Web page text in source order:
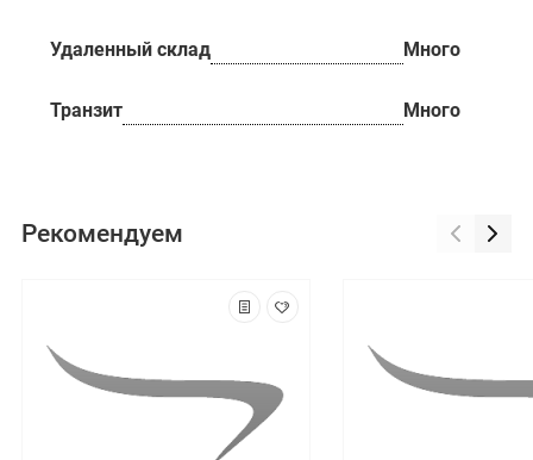
Удаленный склад Много
Транзит Много
Рекомендуем